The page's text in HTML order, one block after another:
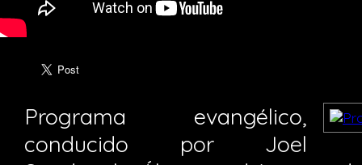
Programa evangélico,
conducido por Joel